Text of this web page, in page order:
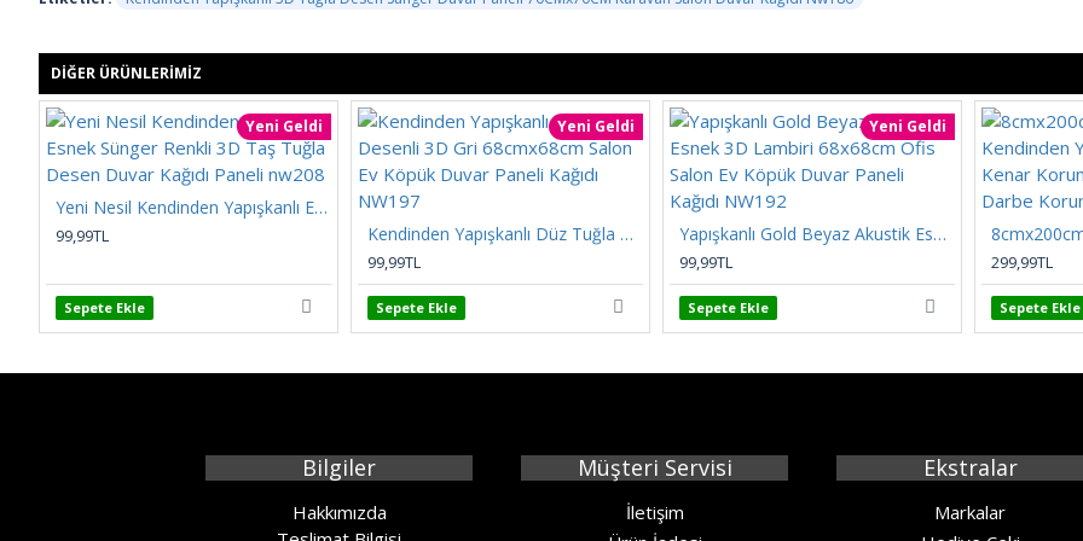
DIĞER ÜRÜNLERIMIZ
Yeni Geldi
Yeni Nesil Kendinden Yapışkanlı Esnek Sünger Renkli 3D Taş Tuğla Desen Duvar Kağıdı Paneli nw208
99,99TL
Sepete Ekle
Yeni Geldi
Kendinden Yapışkanlı Düz Tuğla Desenli 3D Gri 68cmx68cm Salon Ev Köpük Duvar Paneli Kağıdı NW197
99,99TL
Sepete Ekle
Yeni Geldi
Yapışkanlı Gold Beyaz Akustik Esnek 3D Lambiri 68x68cm Ofis Salon Ev Köpük Duvar Paneli Kağıdı NW192
99,99TL
Sepete Ekle
299,99TL
Sepete Ekle
Bilgiler
Hakkımızda
Müşteri Servisi
İletişim
Ekstralar
Markalar